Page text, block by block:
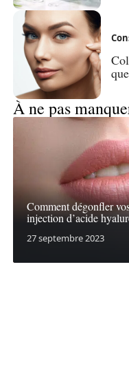
À ne pas
Comment dégonfler
injection d’acide
27 septembre 2023